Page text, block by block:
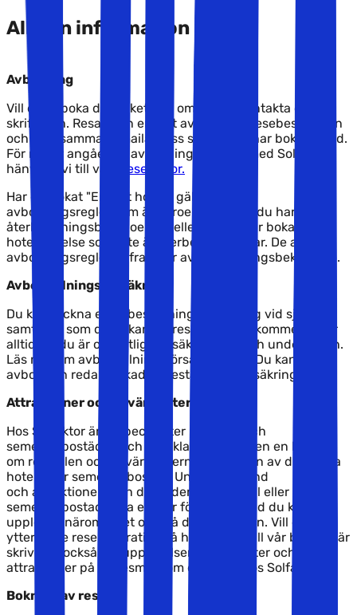
Allmän information
Avbokning
Vill du avboka din paketresa ombes du kontakta oss
skriftligen. Resan kan enbart avbokas av resebeställaren
och från samma e-mailadress som resan har bokats med.
För regler angående avbokning av resor med Solfaktor
hänvisar vi till våra
resevillkor.
Har du bokat "Enbart hotell" gäller andra
avbokningsregler som är beroende av om du har bokat
återbetalningsbart boende, eller om du har bokat en
hotellvistelse som inte är återbetalningsbar. De aktuella
avbokningsreglerna framgår av din bokningsbekräfelse.
Avbeställningsförsäkring
Du kan teckna en avbeställningsförsäkring vid sjukdom
samtidigt som du bokar din resa, och vi rekommenderar
alltid att du är ordentligt försäkrad före och under resan.
Läs mer om avbeställningsförsäkring
. Du kan inte
avboka en redan bokad avbeställningsförsäkring.
Attraktioner och sevärdheter
Hos Solfaktor är vi specialister på hotell och
semesterbostäder, och självklart kan vi även en hel del
om resmålen och sevärdheterna i närheten av ditt valda
hotell eller semesterbostad. Under "Avstånd
och attraktioner", kan du under varje hotell eller
semesterbostad hitta ett par förslag på vad du kan
uppleva i närområdet och på destinationen. Vill du ha
ytterligare reseinspiration så hänvisar vi till vår blogg, där
skriver vi också om upplevelser, sevärdheter och
attraktioner på de resmål som du hittar hos Solfaktor.
Bokning av resa